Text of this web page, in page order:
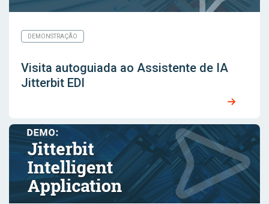
DEMONSTRAÇÃO
Visita autoguiada ao Assistente de IA
Jitterbit EDI